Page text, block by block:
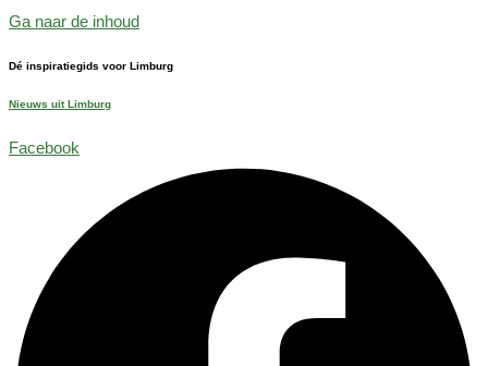
Ga naar de inhoud
Dé inspiratiegids voor Limburg
Nieuws uit Limburg
Facebook